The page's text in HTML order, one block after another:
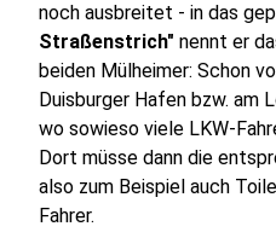
noch ausbreitet - in das
Straßenstrich" nennt er
beiden Mülheimer: Schon
Duisburger Hafen bzw. am
wo sowieso viele LKW-
Dort müsse dann die
also zum Beispiel auch
Fahrer.